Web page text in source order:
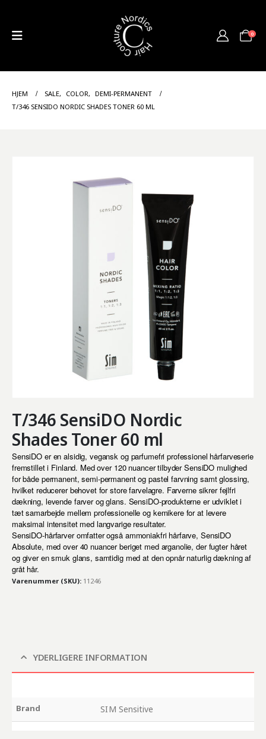
0
HJEM SALE, COLOR, DEMI-PERMANENT
T/346 SENSIDO NORDIC SHADES TONER 60 ML
T/346 SensiDO Nordic
Shades Toner 60 ml
SensiDO er en alsidig, vegansk og parfumefri professionel hårfarveserie
fremstillet i Finland. Med over 120 nuancer tilbyder SensiDO mulighed
for både permanent, semi-permanent og pastel farvning samt glossing,
hvilket reducerer behovet for store farvelagre. Farverne sikrer fejlfri
dækning, levende farver og glans. SensiDO-produkterne er udviklet i
tæt samarbejde mellem professionelle og kemikere for at levere
maksimal intensitet med langvarige resultater.
SensiDO-hårfarver omfatter også ammoniakfri hårfarve, SensiDO
Absolute, med over 40 nuancer beriget med arganolie, der fugter håret
og giver en smuk glans, samtidig med at den opnår naturlig dækning af
gråt hår.
Varenummer (SKU): 11246
YDERLIGERE INFORMATION
Brand SIM Sensitive